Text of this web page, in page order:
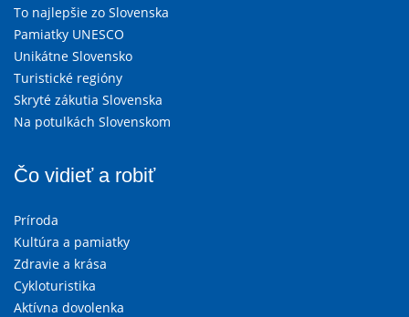
To najlepšie zo Slovenska
Pamiatky UNESCO
Unikátne Slovensko
Turistické regióny
Skryté zákutia Slovenska
Na potulkách Slovenskom
Čo vidieť a robiť
Príroda
Kultúra a pamiatky
Zdravie a krása
Cykloturistika
Aktívna dovolenka